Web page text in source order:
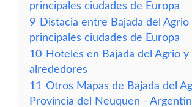
principales ciudades de Europa
9 Distacia entre Bajada del Agrio
principales ciudades de Europa
10 Hoteles en Bajada del Agrio y
alrededores
11 Otros Mapas de Bajada del
Provincia del Neuquen -